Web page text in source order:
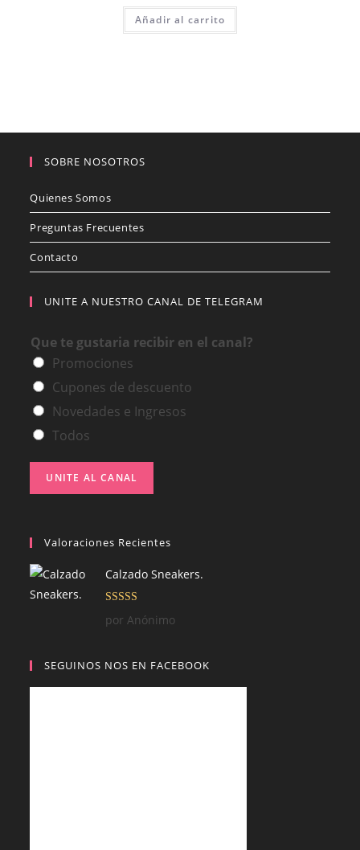
Añadir al carrito
SOBRE NOSOTROS
Quienes Somos
Preguntas Frecuentes
Contacto
UNITE A NUESTRO CANAL DE TELEGRAM
Que te gustaria recibir en el canal?
Promociones
Cupones de descuento
Novedades e Ingresos
Todos
UNITE AL CANAL
Valoraciones Recientes
Calzado Sneakers.
Valorado con
5
por Anónimo
SEGUINOS NOS EN FACEBOOK